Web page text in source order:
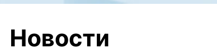
Новости